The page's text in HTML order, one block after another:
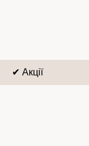
✔ Акції